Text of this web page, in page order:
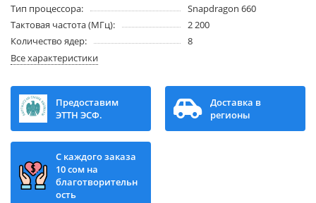
Тип процессора:
Snapdragon 660
Тактовая частота (МГц):
2 200
Количество ядер:
8
Все характеристики
Предоставим
ЭТТН ЭСФ.
Доставка в
регионы
С каждого заказа
10 сом на
благотворительн
ость